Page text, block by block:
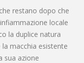
restano dopo che
locale
la duplice natura
macchia esistente
sua azione